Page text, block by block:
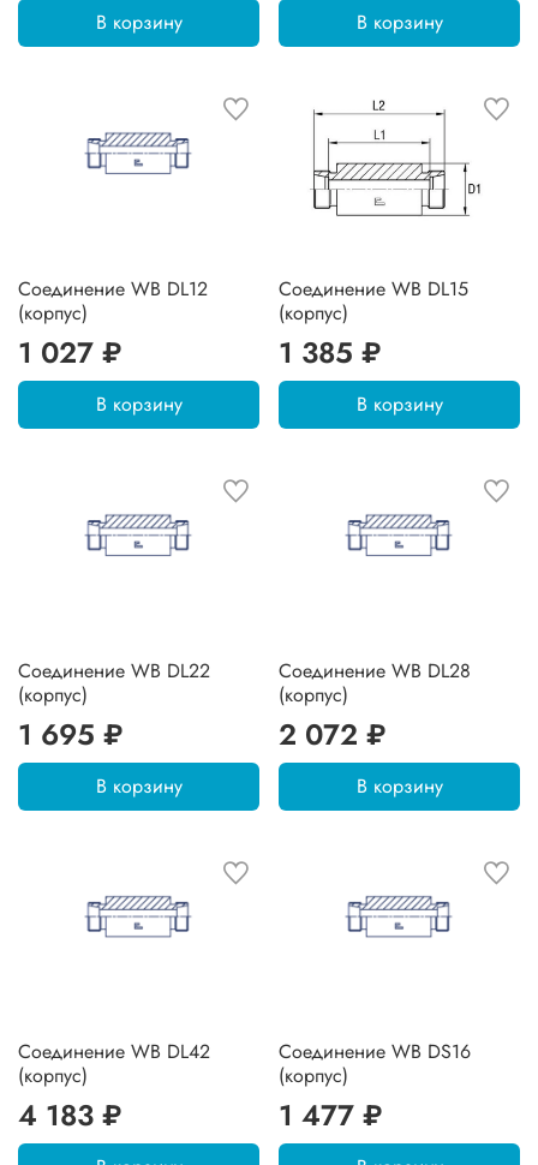
В корзину В корзину
Соединение WB DL12
(корпус)
1 027 ₽
В корзину
Соединение WB DL15
(корпус)
1 385 ₽
В корзину
Соединение WB DL22
(корпус)
1 695 ₽
В корзину
Соединение WB DL28
(корпус)
2 072 ₽
В корзину
Соединение WB DL42
(корпус)
4 183 ₽
Соединение WB DS16
(корпус)
1 477 ₽